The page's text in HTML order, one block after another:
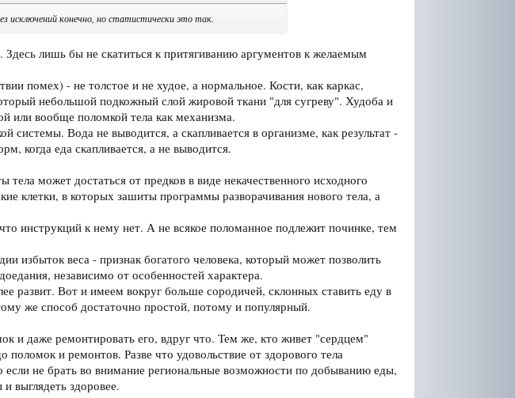
исключений конечно, но статистически это так.
лишь бы не скатиться к притягиванию аргументов к желаемым
помех) - не толстое и не худое, а нормальное. Кости, как каркас,
небольшой подкожный слой жировой ткани "для сугреву". Худоба и
или вообще поломкой тела как механизма.
системы. Вода не выводится, а скапливается в организме, как результат -
когда еда скапливается, а не выводится.
может достаться от предков в виде некачественного исходного
клетки, в которых зашиты программы разворачивания нового тела, а
инструкций к нему нет. А не всякое поломанное подлежит починке, тем
избыток веса - признак богатого человека, который может позволить
независимо от особенностей характера.
развит. Вот и имеем вокруг больше сородичей, склонных ставить еду в
же способ достаточно простой, потому и популярный.
и даже ремонтировать его, вдруг что. Тем же, кто живет "сердцем"
и ремонтов. Разве что удовольствие от здорового тела
не брать во внимание региональные возможности по добыванию еды,
выглядеть здоровее.